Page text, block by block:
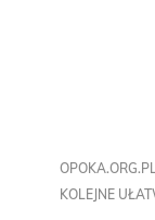
KOLEJNE